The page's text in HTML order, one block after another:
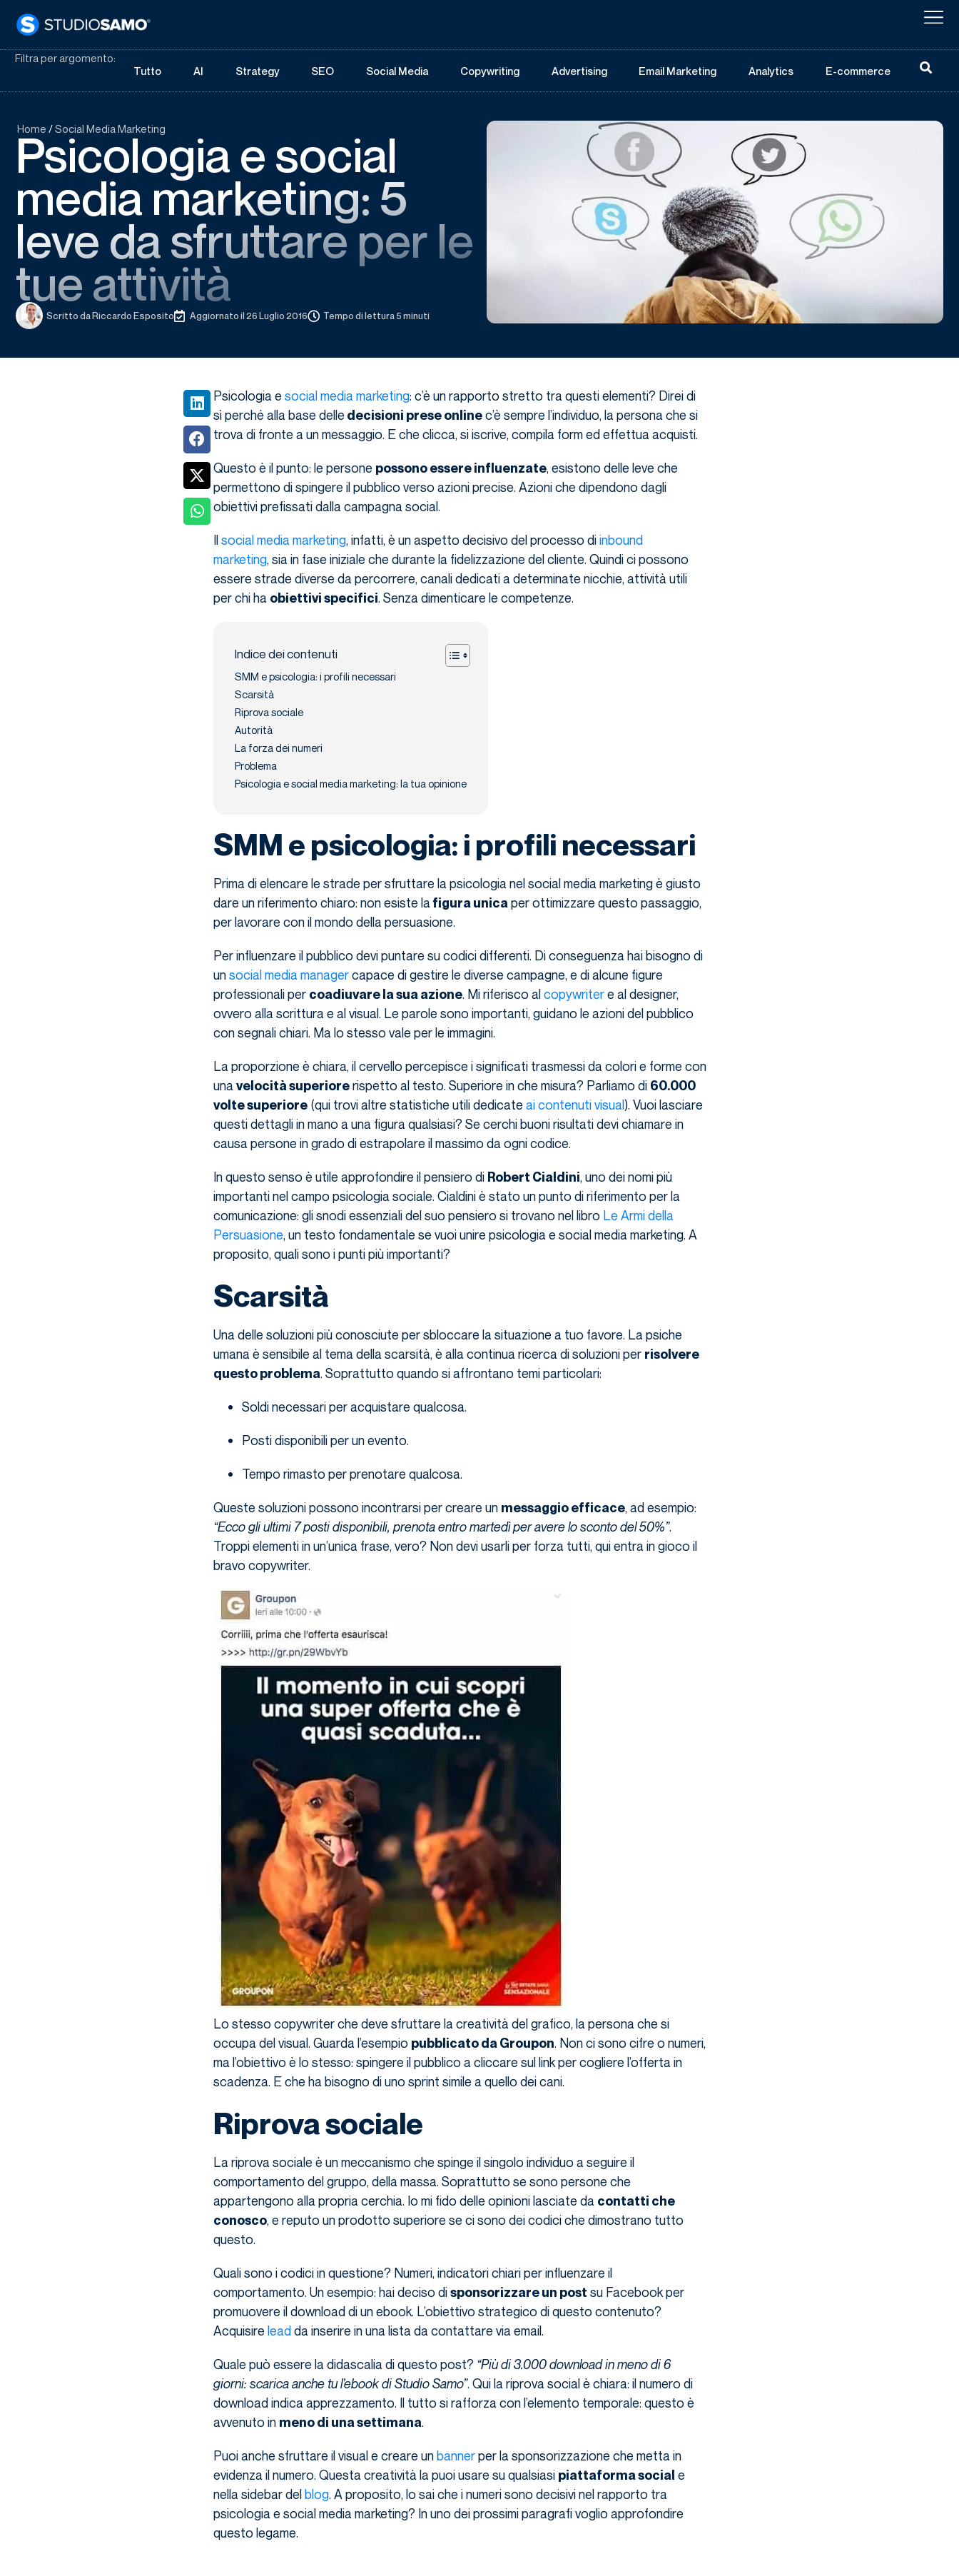
Filtra per argomento:
Tutto
AI Strategy SEO Social Media Copywriting Advertising Email Marketing Analytics E-commerce
Home /Social Media Marketing
Psicologia e social
media marketing: 5
leve da sfruttare per le
tue attività
Scritto daRiccardo Esposito Aggiornato il 26 Luglio 2016 Tempo di lettura 5 minuti
Psicologia e social media marketing: c’è un rapporto stretto tra questi elementi? Direi di
sì perché alla base delle decisioni prese onlinec’è sempre l’individuo, la persona che si
trova di fronte a un messaggio. E che clicca, si iscrive, compila form ed effettua acquisti.
Questo è il punto: le persone possono essere influenzate, esistono delle leve che
permettono di spingere il pubblico verso azioni precise. Azioni che dipendono dagli
obiettivi prefissati dalla campagna social.
Ilsocial media marketing, infatti, è un aspetto decisivo del processo diinbound
marketing, sia in fase iniziale che durante la fidelizzazione del cliente. Quindi ci possono
essere strade diverse da percorrere, canali dedicati a determinate nicchie, attività utili
per chi ha obiettivi specifici. Senza dimenticare le competenze.
Indice dei contenuti
SMM e psicologia: i profili necessari
Scarsità
Riprova sociale
Autorità
La forza dei numeri
Problema
Psicologia e social media marketing: la tua opinione
SMM e psicologia: i profili necessari
Prima di elencare le strade per sfruttare la psicologia nel social media marketing è giusto
dare un riferimento chiaro: non esiste la figura unica per ottimizzare questo passaggio,
per lavorare con il mondo della persuasione.
Per influenzare il pubblico devi puntare su codici differenti. Di conseguenza hai bisogno di
unsocial media managercapace di gestire le diverse campagne, e di alcune figure
professionali per coadiuvare la sua azione. Mi riferisco alcopywritere al designer,
ovvero alla scrittura e al visual. Le parole sono importanti, guidano le azioni del pubblico
con segnali chiari. Ma lo stesso vale per le immagini.
La proporzione è chiara, il cervello percepisce i significati trasmessi da colori e forme con
una velocità superiorerispetto al testo. Superiore in che misura? Parliamo di 60.000
volte superiore(qui trovi altre statistiche utili dedicate ai contenuti visual). Vuoi lasciare
questi dettagli in mano a una figura qualsiasi? Se cerchi buoni risultati devi chiamare in
causa persone in grado di estrapolare il massimo da ogni codice.
In questo senso è utile approfondire il pensiero di Robert Cialdini, uno dei nomi più
importanti nel campo psicologia sociale. Cialdini è stato un punto di riferimento per la
comunicazione: gli snodi essenziali del suo pensiero si trovano nel libro Le Armi della
Persuasione, un testo fondamentale se vuoi unire psicologia e social media marketing. A
proposito, quali sono i punti più importanti?
Scarsità
Una delle soluzioni più conosciute per sbloccare la situazione a tuo favore. La psiche
umana è sensibile al tema della scarsità, è alla continua ricerca di soluzioni per risolvere
questo problema. Soprattutto quando si affrontano temi particolari:
Soldi necessari per acquistare qualcosa.
Posti disponibili per un evento.
Tempo rimasto per prenotare qualcosa.
Queste soluzioni possono incontrarsi per creare un messaggio efficace, ad esempio:
“Ecco gli ultimi 7 posti disponibili, prenota entro martedì per avere lo sconto del 50%”.
Troppi elementi in un’unica frase, vero? Non devi usarli per forza tutti, qui entra in gioco il
bravo copywriter.
Lo stesso copywriter che deve sfruttare la creatività del grafico, la persona che si
occupa del visual. Guarda l’esempio pubblicato da Groupon. Non ci sono cifre o numeri,
ma l’obiettivo è lo stesso: spingere il pubblico a cliccare sul link per cogliere l’offerta in
scadenza. E che ha bisogno di uno sprint simile a quello dei cani.
Riprova sociale
La riprova sociale è un meccanismo che spinge il singolo individuo a seguire il
comportamento del gruppo, della massa. Soprattutto se sono persone che
appartengono alla propria cerchia. Io mi fido delle opinioni lasciate da contatti che
conosco, e reputo un prodotto superiore se ci sono dei codici che dimostrano tutto
questo.
Quali sono i codici in questione? Numeri, indicatori chiari per influenzare il
comportamento. Un esempio: hai deciso disponsorizzare un post su Facebook per
promuovere il download di un ebook. L’obiettivo strategico di questo contenuto?
Acquisire leadda inserire in una lista da contattare via email.
Quale può essere la didascalia di questo post?“Più di 3.000 download in meno di 6
giorni: scarica anche tu l’ebook di Studio Samo”. Qui la riprova social è chiara: il numero di
download indica apprezzamento. Il tutto si rafforza con l’elemento temporale: questo è
avvenuto in meno di una settimana.
Puoi anche sfruttare il visual e creare unbannerper la sponsorizzazione che metta in
evidenza il numero. Questa creatività la puoi usare su qualsiasi piattaforma social e
nella sidebar delblog. A proposito, lo sai che i numeri sono decisivi nel rapporto tra
psicologia e social media marketing? In uno dei prossimi paragrafi voglio approfondire
questo legame.